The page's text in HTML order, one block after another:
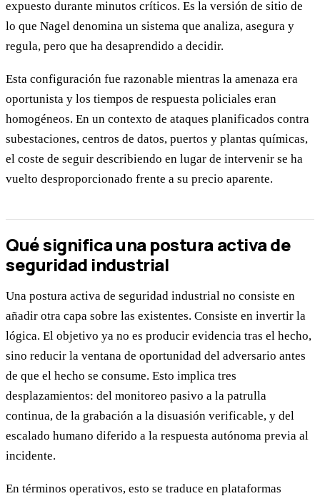
expuesto durante minutos críticos. Es la versión de sitio de
lo que Nagel denomina un sistema que analiza, asegura y
regula, pero que ha desaprendido a decidir.
Esta configuración fue razonable mientras la amenaza era
oportunista y los tiempos de respuesta policiales eran
homogéneos. En un contexto de ataques planificados contra
subestaciones, centros de datos, puertos y plantas químicas,
el coste de seguir describiendo en lugar de intervenir se ha
vuelto desproporcionado frente a su precio aparente.
Qué significa una postura activa de
seguridad industrial
Una postura activa de seguridad industrial no consiste en
añadir otra capa sobre las existentes. Consiste en invertir la
lógica. El objetivo ya no es producir evidencia tras el hecho,
sino reducir la ventana de oportunidad del adversario antes
de que el hecho se consume. Esto implica tres
desplazamientos: del monitoreo pasivo a la patrulla
continua, de la grabación a la disuasión verificable, y del
escalado humano diferido a la respuesta autónoma previa al
incidente.
En términos operativos, esto se traduce en plataformas